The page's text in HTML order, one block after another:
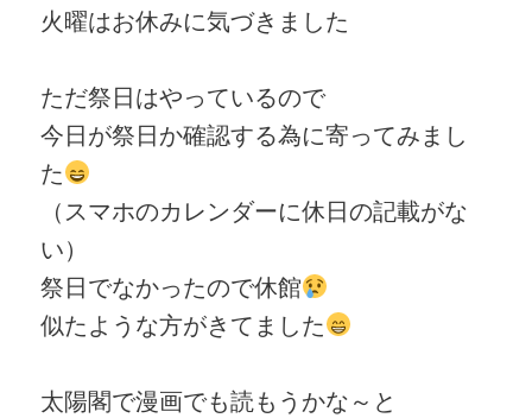
火曜はお休みに気づきました
ただ祭日はやっているので
今日が祭日か確認する為に寄ってみまし
た
（スマホのカレンダーに休日の記載がな
い）
祭日でなかったので休館
似たような方がきてました
太陽閣で漫画でも読もうかな～と